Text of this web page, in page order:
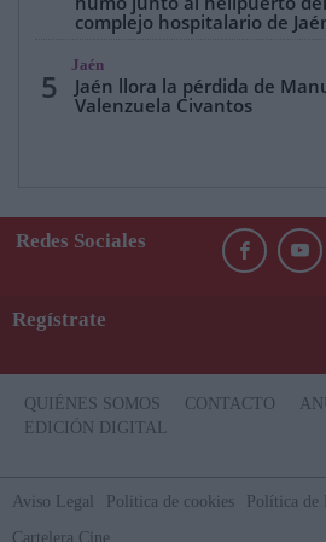
complejo hospitalario de
5
Jaén
Jaén llora la pérdida de
Valenzuela Civantos
Redes Sociales
Regístrate
QUIÉNES SOMOS CONTACTO
EDICIÓN DIGITAL
Aviso Legal Politica de cookies Política de
Cartelera Cine